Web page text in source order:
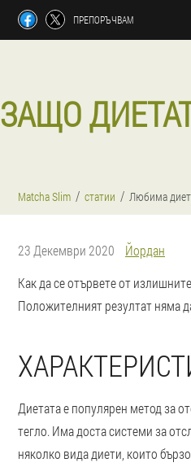
ПРЕПОРЪЧВАМ
ЗАЩО
Matcha Slim статии Любима
23 Декември 2020
Йордан
Как да се отървете от
Положителният резултат няма
Диетата е популярен метод за
тегло. Има доста системи за
няколко вида диети, които